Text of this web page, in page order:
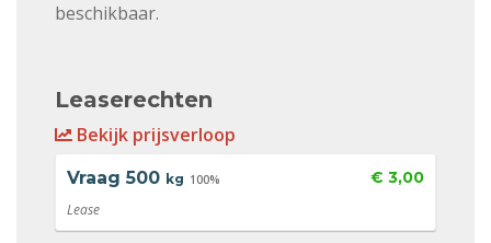
beschikbaar.
Leaserechten
Bekijk prijsverloop
Vraag 500 kg 100% € 3,00
Lease